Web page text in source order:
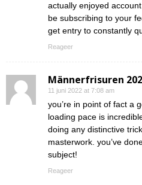
actually enjoyed
be subscribing to your
get entry to constantly
Reageer
Männerfrisuren
11 juni 2022 at 7:08 am
you’re in point of fact a
loading pace is
doing any distinctive
masterwork. you’ve
subject!
Reageer